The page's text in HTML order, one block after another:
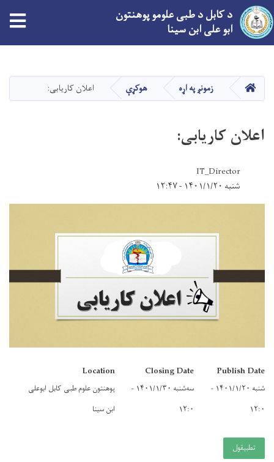
دانګل
د کابل د طبی علومو پوهنتون
ابو علی ابن سینا
کور زمونږ په اړه هوکړې اعلان کاریابی:
اعلان کاریابی:
IT_Director
شنبه ۱۴۰۱/۱/۲۰ - ۱۲:۴۷
Publish Date
شنبه ۱۴۰۱/۱/۲۰ -
۱۲:۰
Closing Date
سه‌شنبه ۱۴۰۱/۱/۳۰ -
۱۲:۰
Location
پوهنتون علوم طبی کابل ابوعلی
ابن سینا
تطبيقول